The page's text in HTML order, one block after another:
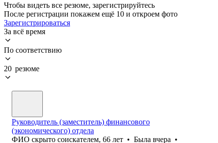
Чтобы видеть все резюме, зарегистрируйтесь
После регистрации покажем ещё 10 и откроем фото
Зарегистрироваться
За всё время
По соответствию
20 резюме
Руководитель (заместитель) финансового
(экономического) отдела
ФИО скрыто соискателем, 66 лет • Была вчера •